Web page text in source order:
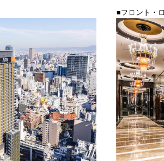
■フロント・